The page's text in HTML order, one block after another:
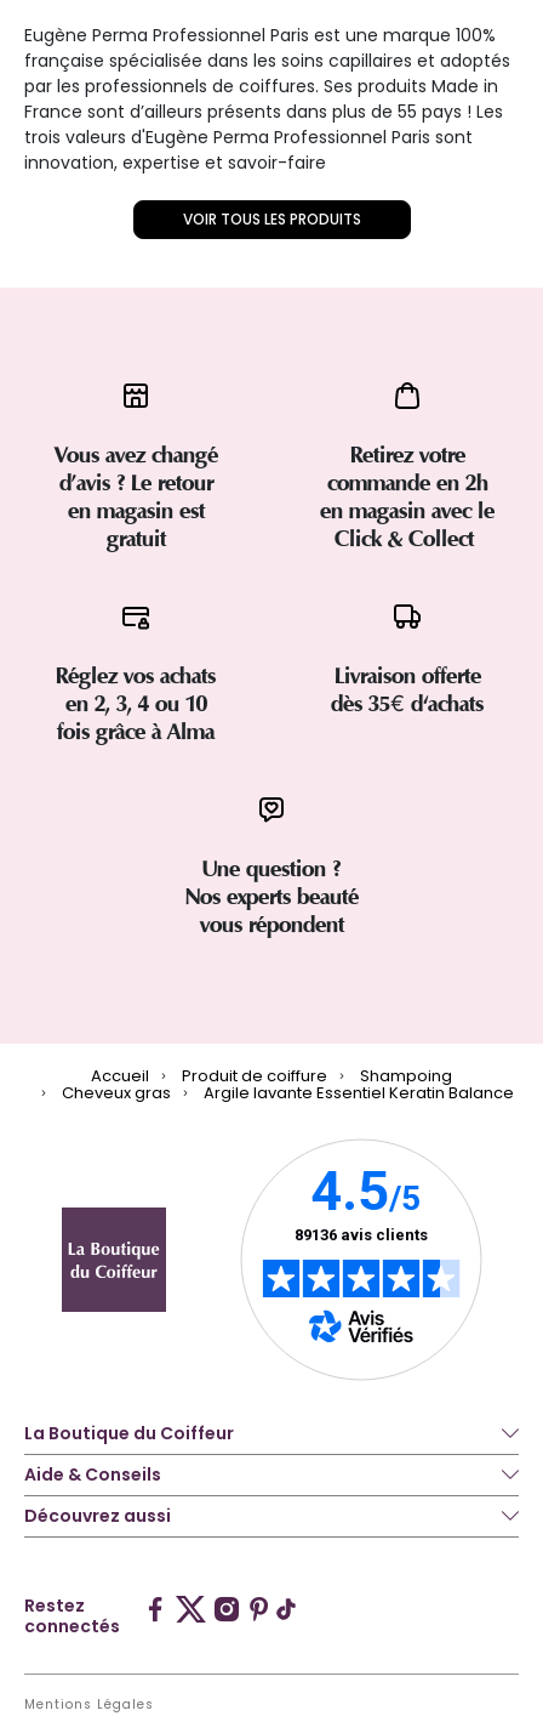
Eugène Perma Professionnel Paris est une marque 100%
française spécialisée dans les soins capillaires et adoptés
par les professionnels de coiffures. Ses produits Made in
France sont d’ailleurs présents dans plus de 55 pays ! Les
trois valeurs d'Eugène Perma Professionnel Paris sont
innovation, expertise et savoir-faire
VOIR TOUS LES PRODUITS
Vous avez changé
d’avis ? Le retour
en magasin est
gratuit
Retirez votre
commande en 2h
en magasin avec le
Click & Collect
Réglez vos achats
en 2, 3, 4 ou 10
fois grâce à Alma
Livraison offerte
dès 35€ d'achats
Une question ?
Nos experts beauté
vous répondent
Accueil Produit de coiffure Shampoing
Cheveux gras Argile lavante Essentiel Keratin Balance
La Boutique du Coiffeur
Aide & Conseils
Découvrez aussi
Restez
connectés
Mentions Légales